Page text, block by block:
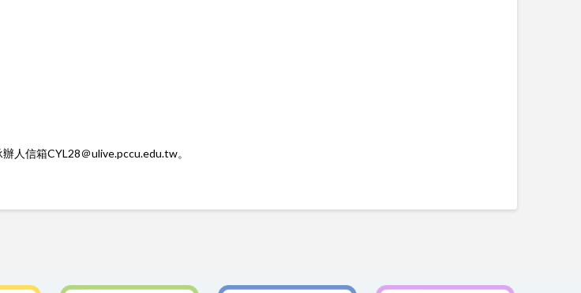
人信箱CYL28＠ulive.pccu.edu.tw。